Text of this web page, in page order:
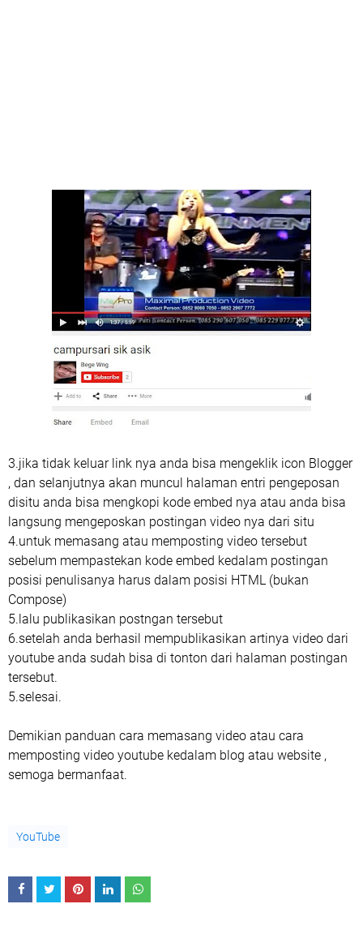
3.jika tidak keluar link nya anda bisa mengeklik icon Blogger
, dan selanjutnya akan muncul halaman entri pengeposan
disitu anda bisa mengkopi kode embed nya atau anda bisa
langsung mengeposkan postingan video nya dari situ
4.untuk memasang atau memposting video tersebut
sebelum mempastekan kode embed kedalam postingan
posisi penulisanya harus dalam posisi HTML (bukan
Compose)
5.lalu publikasikan postngan tersebut
6.setelah anda berhasil mempublikasikan artinya video dari
youtube anda sudah bisa di tonton dari halaman postingan
tersebut.
5.selesai.
Demikian panduan cara memasang video atau cara
memposting video youtube kedalam blog atau website ,
semoga bermanfaat.
YouTube